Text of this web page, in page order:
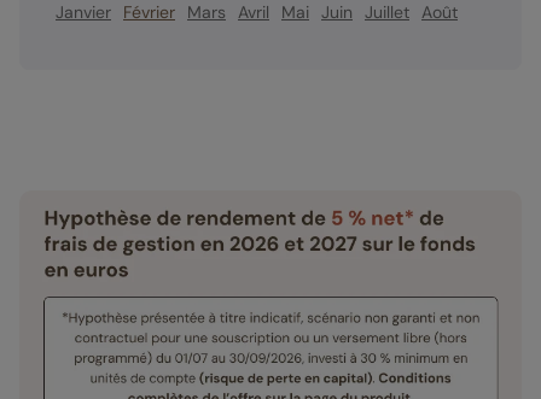
Janvier Février Mars Avril Mai Juin Juillet Août